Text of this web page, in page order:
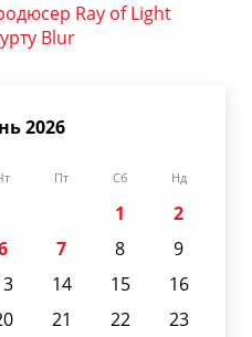
Ray of Light
Blur
2026
Пт Сб Нд
1
2
7 8
9
14 15
16
21 22
23